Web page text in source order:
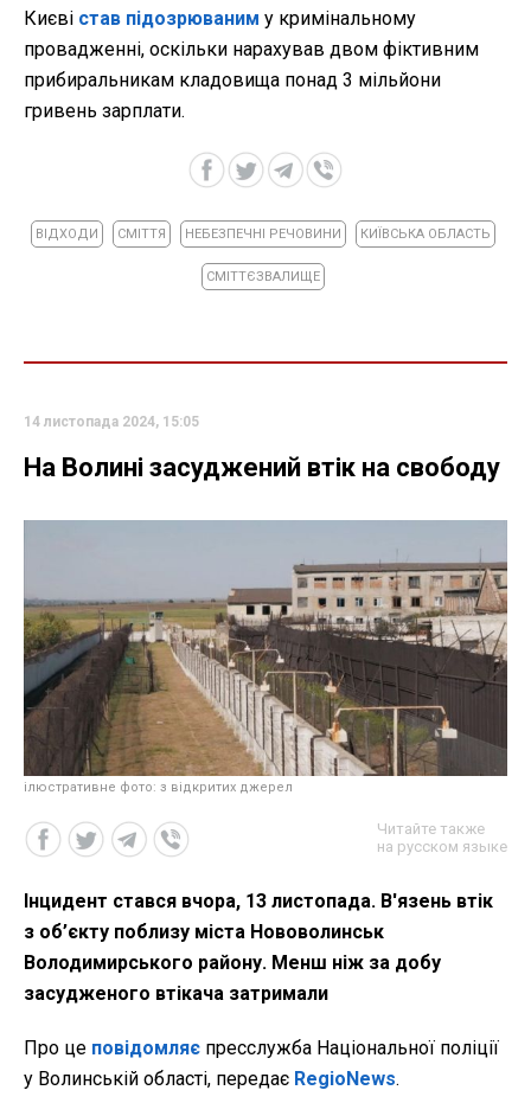
Києві став підозрюваним у кримінальному
провадженні, оскільки нарахував двом фіктивним
прибиральникам кладовища понад 3 мільйони
гривень зарплати.
ВІДХОДИ СМІТТЯ НЕБЕЗПЕЧНІ РЕЧОВИНИ КИЇВСЬКА ОБЛАСТЬ
СМІТТЄЗВАЛИЩЕ
14 листопада 2024, 15:05
На Волині засуджений втік на свободу
ілюстративне фото: з відкритих джерел
Читайте также
на русском языке
Інцидент стався вчора, 13 листопада. В'язень втік
з об’єкту поблизу міста Нововолинськ
Володимирського району. Менш ніж за добу
засудженого втікача затримали
Про це повідомляє пресслужба Національної поліції
у Волинській області, передає RegioNews.